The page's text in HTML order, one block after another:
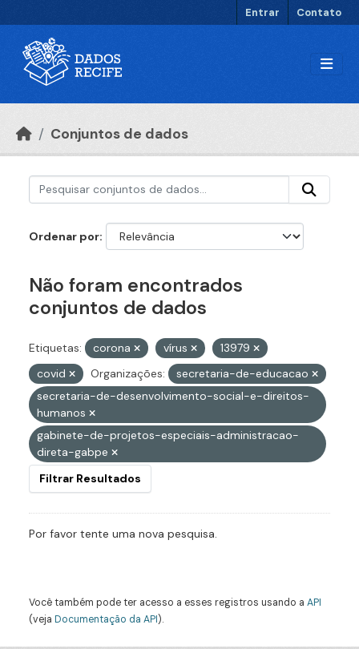
Entrar Contato
Conjuntos de dados
Ordenar por
Não foram encontrados
conjuntos de dados
Etiquetas: corona vírus
13979
covid
Organizações:
secretaria-de-educacao
secretaria-de-desenvolvimento-social-e-direitos-
humanos
gabinete-de-projetos-especiais-administracao-
direta-gabpe
Filtrar Resultados
Por favor tente uma nova pesquisa.
Você também pode ter acesso a esses registros usando a API
(veja Documentação da API).